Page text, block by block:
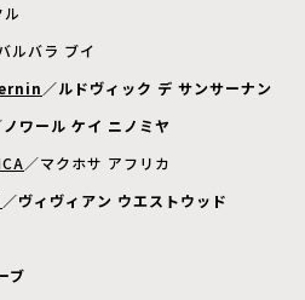
ル
ルバラ ブイ
／ルドヴィック デ サンサーナン
ノワール ケイ ニノミヤ
／マクホサ アフリカ
／ヴィヴィアン ウエストウッド
ブ